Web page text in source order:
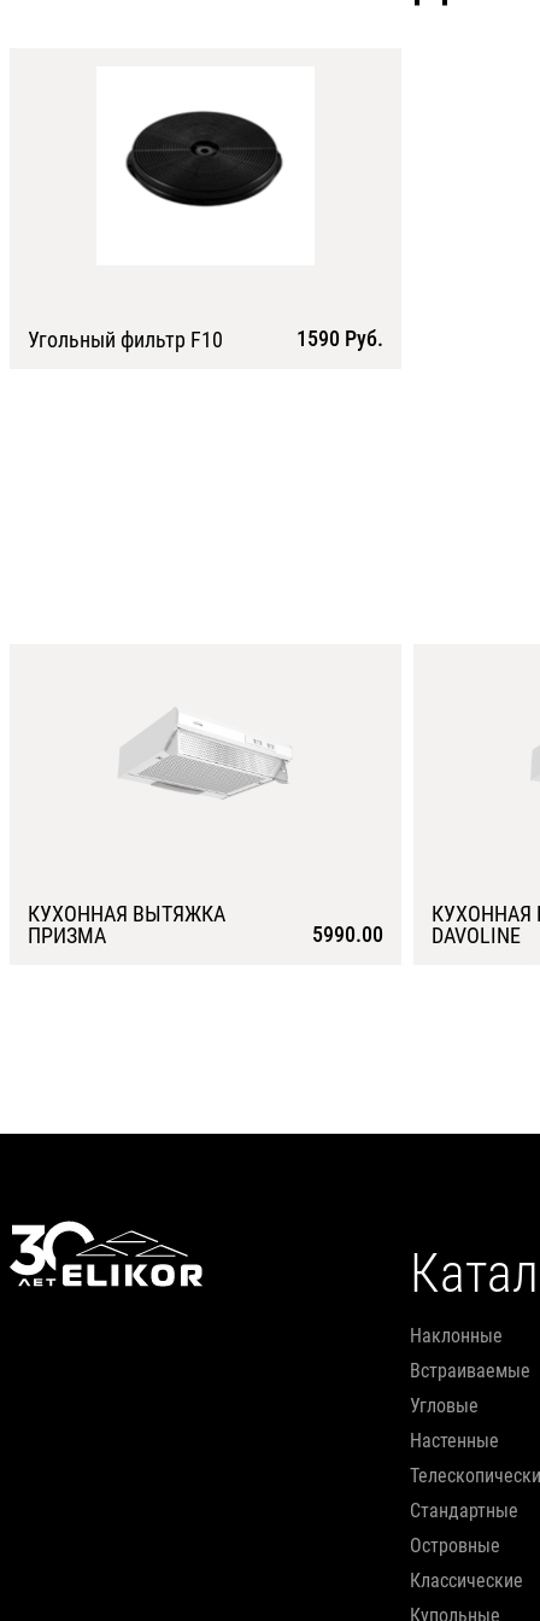
Угольный фильтр F10 1590 Руб.
КУХОННАЯ ВЫТЯЖКА
ПРИЗМА
5990.00
DAVOLINE
наклонные
встраиваемые
угловые
настенные
стандартные
островные
классические
купольные